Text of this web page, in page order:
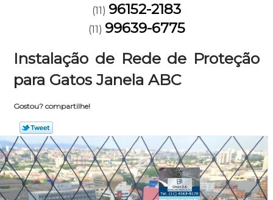
(11) 96152-2183
(11) 99639-6775
Instalação de Rede de Proteção
para Gatos Janela ABC
Gostou? compartilhe!